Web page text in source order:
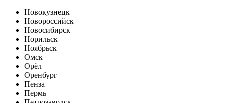
Новокузнецк
Новороссийск
Новосибирск
Норильск
Ноябрьск
Омск
Орёл
Оренбург
Пенза
Пермь